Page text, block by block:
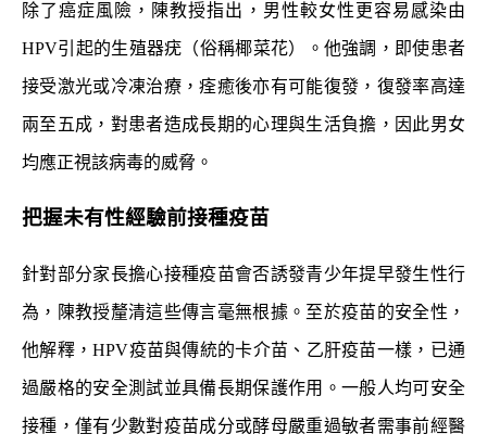
除了癌症風險，陳教授指出，男性較女性更容易感染由
HPV引起的生殖器疣（俗稱椰菜花）。他強調，即使患者
接受激光或冷凍治療，痊癒後亦有可能復發，復發率高達
兩至五成，對患者造成長期的心理與生活負擔，因此男女
均應正視該病毒的威脅。
把握未有性經驗前接種疫苗
針對部分家長擔心接種疫苗會否誘發青少年提早發生性行
為，陳教授釐清這些傳言毫無根據。至於疫苗的安全性，
他解釋，HPV疫苗與傳統的卡介苗、乙肝疫苗一樣，已通
過嚴格的安全測試並具備長期保護作用。一般人均可安全
接種，僅有少數對疫苗成分或酵母嚴重過敏者需事前經醫